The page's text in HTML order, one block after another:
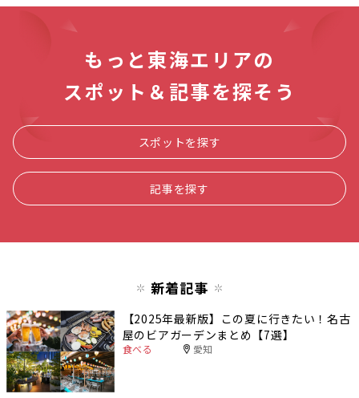
もっと東海エリアの
スポット＆記事を探そう
スポットを探す
記事を探す
新着記事
【2025年最新版】この夏に行きたい！名古
屋のビアガーデンまとめ【7選】
食べる 愛知